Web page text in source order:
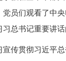
党员们观看了
总书记重要讲
传贯彻习近平